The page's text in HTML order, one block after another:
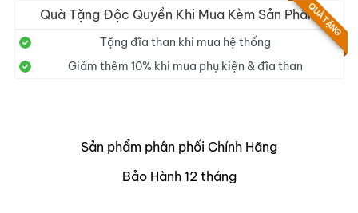
13.990.000₫.là:
12.490.000₫.
QUÀ TẶNG
Quà Tặng Độc Quyền Khi Mua Kèm Sản Phẩm
Tặng đĩa than khi mua hệ thống
Giảm thêm 10% khi mua phụ kiện & đĩa than
Sản phẩm phân phối Chính Hãng
Bảo Hành 12 tháng